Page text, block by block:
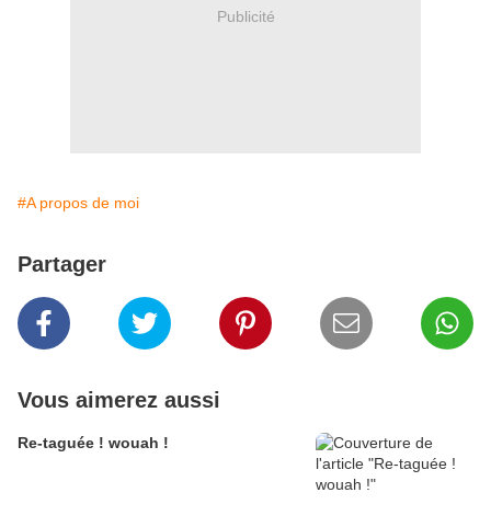
Publicité
#A propos de moi
Partager
Vous aimerez aussi
Re-taguée ! wouah !